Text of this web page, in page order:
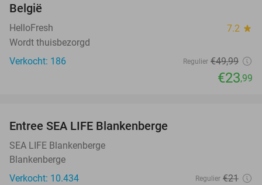
België
HelloFresh 7.2 star
Wordt thuisbezorgd
Verkocht: 186
Regulier €49,99
€23,99
Entree SEA LIFE Blankenberge
SEA LIFE Blankenberge
Blankenberge
Verkocht: 10.434
Regulier €21